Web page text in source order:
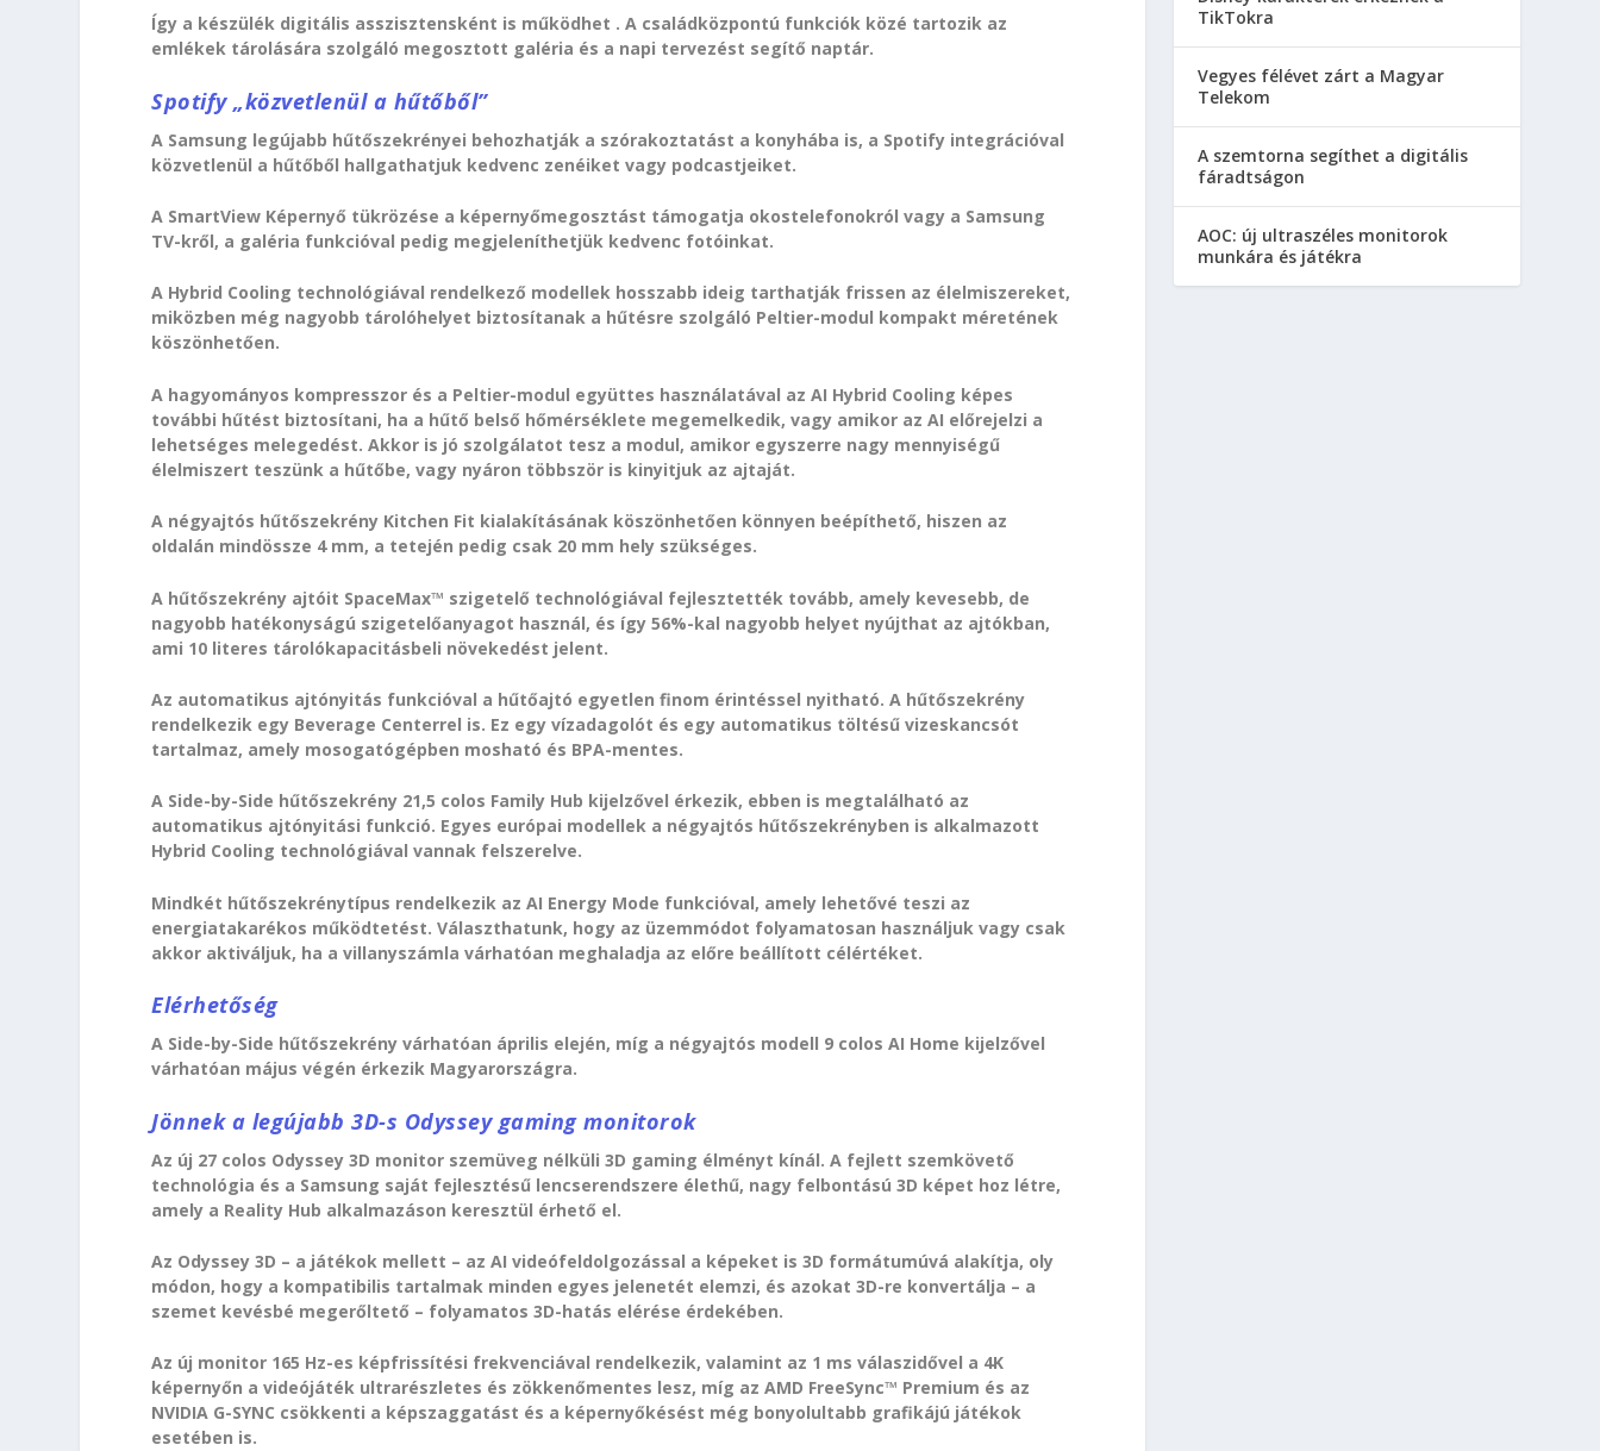
Így a készülék digitális asszisztensként is működhet . A családközpontú funkciók közé tartozik az
emlékek tárolására szolgáló megosztott galéria és a napi tervezést segítő naptár.
Spotify „közvetlenül a hűtőből”
A Samsung legújabb hűtőszekrényei behozhatják a szórakoztatást a konyhába is, a Spotify integrációval
közvetlenül a hűtőből hallgathatjuk kedvenc zenéiket vagy podcastjeiket.
A SmartView Képernyő tükrözése a képernyőmegosztást támogatja okostelefonokról vagy a Samsung
TV-kről, a galéria funkcióval pedig megjeleníthetjük kedvenc fotóinkat.
A Hybrid Cooling technológiával rendelkező modellek hosszabb ideig tarthatják frissen az élelmiszereket,
miközben még nagyobb tárolóhelyet biztosítanak a hűtésre szolgáló Peltier-modul kompakt méretének
köszönhetően.
A hagyományos kompresszor és a Peltier-modul együttes használatával az AI Hybrid Cooling képes
további hűtést biztosítani, ha a hűtő belső hőmérséklete megemelkedik, vagy amikor az AI előrejelzi a
lehetséges melegedést. Akkor is jó szolgálatot tesz a modul, amikor egyszerre nagy mennyiségű
élelmiszert teszünk a hűtőbe, vagy nyáron többször is kinyitjuk az ajtaját.
A négyajtós hűtőszekrény Kitchen Fit kialakításának köszönhetően könnyen beépíthető, hiszen az
oldalán mindössze 4 mm, a tetején pedig csak 20 mm hely szükséges.
A hűtőszekrény ajtóit SpaceMax™ szigetelő technológiával fejlesztették tovább, amely kevesebb, de
nagyobb hatékonyságú szigetelőanyagot használ, és így 56%-kal nagyobb helyet nyújthat az ajtókban,
ami 10 literes tárolókapacitásbeli növekedést jelent.
Az automatikus ajtónyitás funkcióval a hűtőajtó egyetlen finom érintéssel nyitható. A hűtőszekrény
rendelkezik egy Beverage Centerrel is. Ez egy vízadagolót és egy automatikus töltésű vizeskancsót
tartalmaz, amely mosogatógépben mosható és BPA-mentes.
A Side-by-Side hűtőszekrény 21,5 colos Family Hub kijelzővel érkezik, ebben is megtalálható az
automatikus ajtónyitási funkció. Egyes európai modellek a négyajtós hűtőszekrényben is alkalmazott
Hybrid Cooling technológiával vannak felszerelve.
Mindkét hűtőszekrénytípus rendelkezik az AI Energy Mode funkcióval, amely lehetővé teszi az
energiatakarékos működtetést. Választhatunk, hogy az üzemmódot folyamatosan használjuk vagy csak
akkor aktiváljuk, ha a villanyszámla várhatóan meghaladja az előre beállított célértéket.
Elérhetőség
A Side-by-Side hűtőszekrény várhatóan április elején, míg a négyajtós modell 9 colos AI Home kijelzővel
várhatóan május végén érkezik Magyarországra.
Jönnek a legújabb 3D-s Odyssey gaming monitorok
Az új 27 colos Odyssey 3D monitor szemüveg nélküli 3D gaming élményt kínál. A fejlett szemkövető
technológia és a Samsung saját fejlesztésű lencserendszere élethű, nagy felbontású 3D képet hoz létre,
amely a Reality Hub alkalmazáson keresztül érhető el.
Az Odyssey 3D – a játékok mellett – az AI videófeldolgozással a képeket is 3D formátumúvá alakítja, oly
módon, hogy a kompatibilis tartalmak minden egyes jelenetét elemzi, és azokat 3D-re konvertálja – a
szemet kevésbé megerőltető – folyamatos 3D-hatás elérése érdekében.
Az új monitor 165 Hz-es képfrissítési frekvenciával rendelkezik, valamint az 1 ms válaszidővel a 4K
képernyőn a videójáték ultrarészletes és zökkenőmentes lesz, míg az AMD FreeSync™ Premium és az
NVIDIA G-SYNC csökkenti a képszaggatást és a képernyőkésést még bonyolultabb grafikájú játékok
esetében is.
TikTokra
Vegyes félévet zárt a Magyar
Telekom
A szemtorna segíthet a digitális
fáradtságon
AOC: új ultraszéles monitorok
munkára és játékra